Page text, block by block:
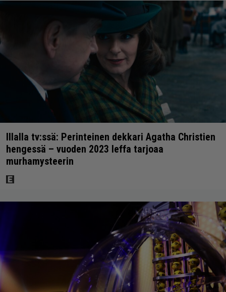
Illalla tv:ssä: Perinteinen dekkari Agatha Christien
hengessä – vuoden 2023 leffa tarjoaa
murhamysteerin